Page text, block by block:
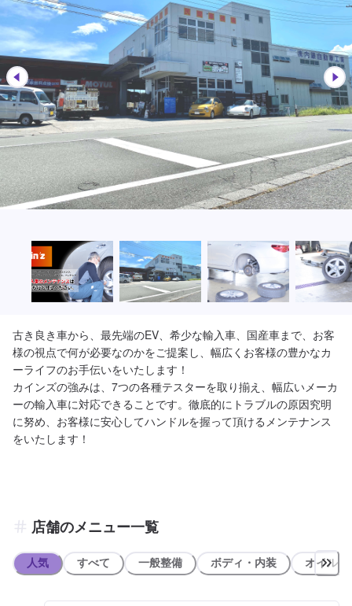
古き良き車から、最先端のEV、希少な輸入車、国産車まで、お客
様の視点で何が必要なのかをご提案し、幅広くお客様の豊かなカ
ーライフのお手伝いをいたします！
カインズの強みは、7つの各種テスターを取り揃え、幅広いメーカ
ーの輸入車に対応できることです。徹底的にトラブルの原因究明
に努め、お客様に安心してハンドルを握って頂けるメンテナンス
をいたします！
店舗のメニュー一覧
人気 すべて 一般整備 ボディ・内装 オイル類